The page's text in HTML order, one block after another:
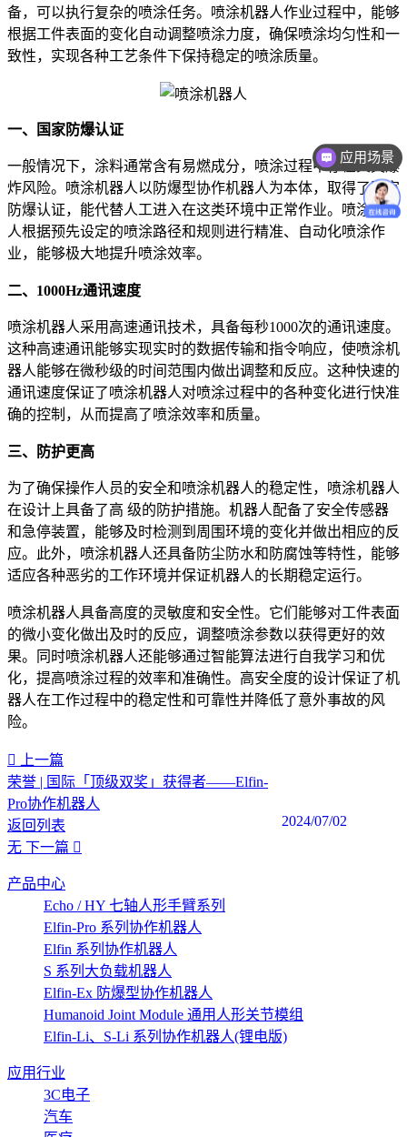
备，可以执行复杂的喷涂任务。喷涂机器人作业过程中，能够
根据工件表面的变化自动调整喷涂力度，确保喷涂均匀性和一
致性，实现各种工艺条件下保持稳定的喷涂质量。
一、国家防爆认证
一般情况下，涂料通常含有易燃成分，喷涂过程中存在火灾爆
炸风险。喷涂机器人以防爆型协作机器人为本体，取得了国家
防爆认证，能代替人工进入在这类环境中正常作业。喷涂机器
人根据预先设定的喷涂路径和规则进行精准、自动化喷涂作
业，能够极大地提升喷涂效率。
二、 1000Hz通讯速度
喷涂机器人采用高速通讯技术，具备每秒1000次的通讯速度。
这种高速通讯能够实现实时的数据传输和指令响应，使喷涂机
器人能够在微秒级的时间范围内做出调整和反应。这种快速的
通讯速度保证了喷涂机器人对喷涂过程中的各种变化进行快准
确的控制，从而提高了喷涂效率和质量。
三、防护更高
为了确保操作人员的安全和喷涂机器人的稳定性，喷涂机器人
在设计上具备了高 级的防护措施。机器人配备了安全传感器
和急停装置，能够及时检测到周围环境的变化并做出相应的反
应。此外，喷涂机器人还具备防尘防水和防腐蚀等特性，能够
适应各种恶劣的工作环境并保证机器人的长期稳定运行。
喷涂机器人具备高度的灵敏度和安全性。它们能够对工件表面
的微小变化做出及时的反应，调整喷涂参数以获得更好的效
果。同时喷涂机器人还能够通过智能算法进行自我学习和优
化，提高喷涂过程的效率和准确性。高安全度的设计保证了机
器人在工作过程中的稳定性和可靠性并降低了意外事故的风
险。
上一篇
荣誉 | 国际「顶级双奖」获得者——Elfin-
Pro协作机器人
2024/07/02
返回列表
无
下一篇
产品中心
Echo / HY 七轴人形手臂系列
Elfin-Pro 系列协作机器人
Elfin 系列协作机器人
S 系列大负载机器人
Elfin-Ex 防爆型协作机器人
Humanoid Joint Module 通用人形关节模组
Elfin-Li、S-Li 系列协作机器人(锂电版)
应用行业
3C电子
汽车
应用场景